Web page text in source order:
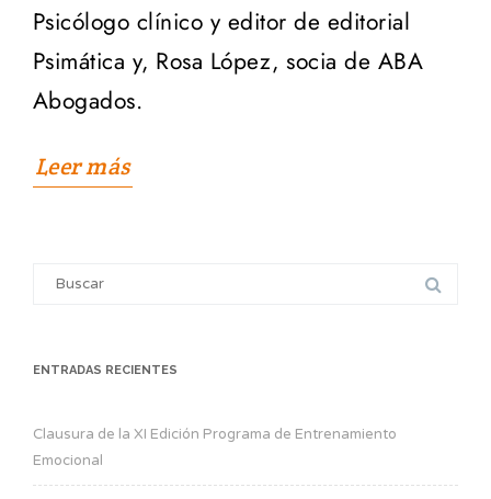
Psicólogo clínico y editor de editorial
Psimática y, Rosa López, socia de ABA
Abogados.
Leer más
Search
ENTRADAS RECIENTES
Clausura de la XI Edición Programa de Entrenamiento
Emocional